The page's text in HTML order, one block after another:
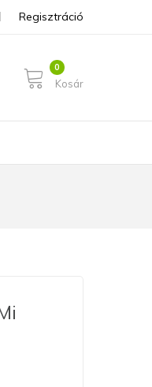
Regisztráció
Kosár